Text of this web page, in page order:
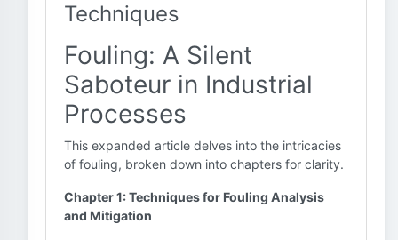
Techniques
Fouling: A Silent
Saboteur in Industrial
Processes
This expanded article delves into the intricacies
of fouling, broken down into chapters for clarity.
Chapter 1: Techniques for Fouling Analysis
and Mitigation